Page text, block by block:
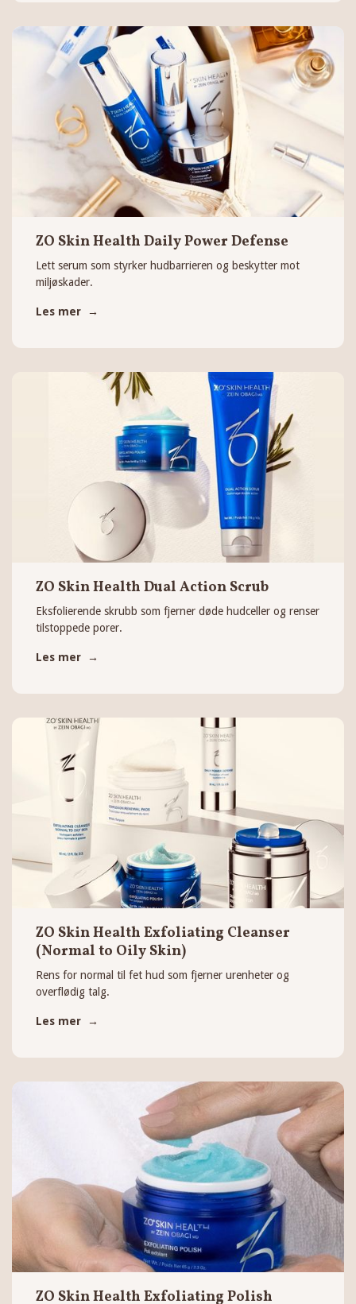
ZO Skin Health Daily Power Defense
Lett serum som styrker hudbarrieren og beskytter mot
miljøskader.
Les mer →
ZO Skin Health Dual Action Scrub
Eksfolierende skrubb som fjerner døde hudceller og renser
tilstoppede porer.
Les mer →
ZO Skin Health Exfoliating Cleanser
(Normal to Oily Skin)
Rens for normal til fet hud som fjerner urenheter og
overflødig talg.
Les mer →
ZO Skin Health Exfoliating Polish